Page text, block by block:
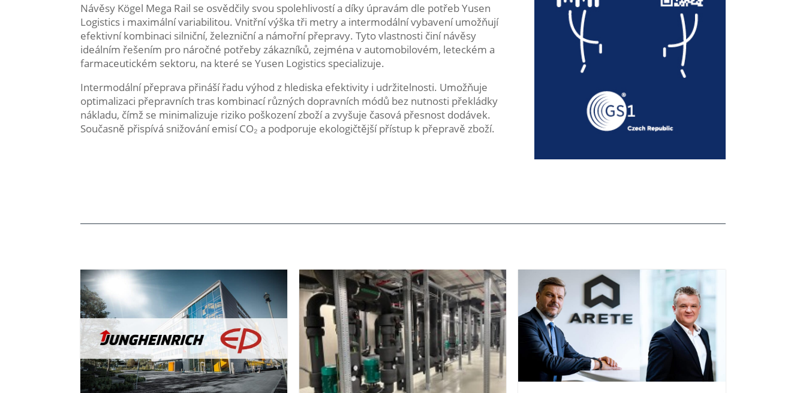
Návěsy Kögel Mega Rail se osvědčily svou spolehlivostí a díky úpravám dle potřeb Yusen
Logistics i maximální variabilitou. Vnitřní výška tři metry a intermodální vybavení umožňují
efektivní kombinaci silniční, železniční a námořní přepravy. Tyto vlastnosti činí návěsy
ideálním řešením pro náročné potřeby zákazníků, zejména v automobilovém, leteckém a
farmaceutickém sektoru, na které se Yusen Logistics specializuje.
Intermodální přeprava přináší řadu výhod z hlediska efektivity i udržitelnosti. Umožňuje
optimalizaci přepravních tras kombinací různých dopravních módů bez nutnosti překládky
nákladu, čímž se minimalizuje riziko poškození zboží a zvyšuje časová přesnost dodávek.
Současně přispívá snižování emisí CO₂ a podporuje ekologičtější přístup k přepravě zboží.